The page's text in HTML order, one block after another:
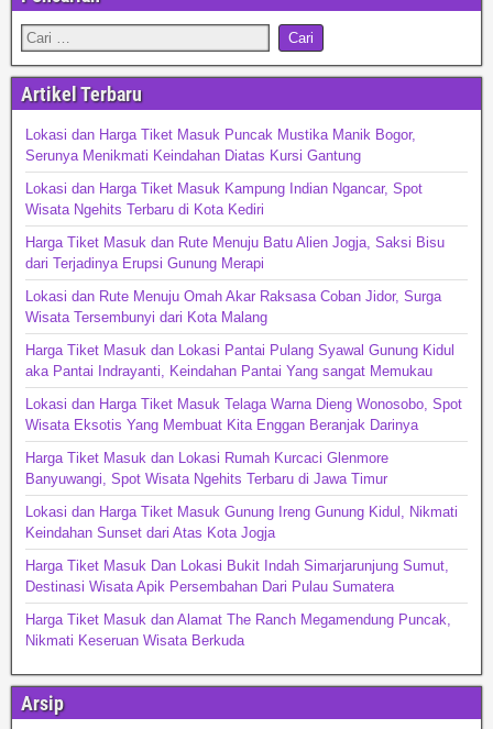
Artikel Terbaru
Lokasi dan Harga Tiket Masuk Puncak Mustika Manik Bogor,
Serunya Menikmati Keindahan Diatas Kursi Gantung
Lokasi dan Harga Tiket Masuk Kampung Indian Ngancar, Spot
Wisata Ngehits Terbaru di Kota Kediri
Harga Tiket Masuk dan Rute Menuju Batu Alien Jogja, Saksi Bisu
dari Terjadinya Erupsi Gunung Merapi
Lokasi dan Rute Menuju Omah Akar Raksasa Coban Jidor, Surga
Wisata Tersembunyi dari Kota Malang
Harga Tiket Masuk dan Lokasi Pantai Pulang Syawal Gunung Kidul
aka Pantai Indrayanti, Keindahan Pantai Yang sangat Memukau
Lokasi dan Harga Tiket Masuk Telaga Warna Dieng Wonosobo, Spot
Wisata Eksotis Yang Membuat Kita Enggan Beranjak Darinya
Harga Tiket Masuk dan Lokasi Rumah Kurcaci Glenmore
Banyuwangi, Spot Wisata Ngehits Terbaru di Jawa Timur
Lokasi dan Harga Tiket Masuk Gunung Ireng Gunung Kidul, Nikmati
Keindahan Sunset dari Atas Kota Jogja
Harga Tiket Masuk Dan Lokasi Bukit Indah Simarjarunjung Sumut,
Destinasi Wisata Apik Persembahan Dari Pulau Sumatera
Harga Tiket Masuk dan Alamat The Ranch Megamendung Puncak,
Nikmati Keseruan Wisata Berkuda
Arsip